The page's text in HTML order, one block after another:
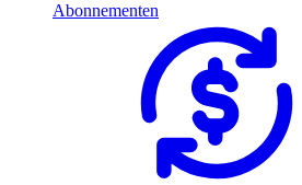
Abonnementen